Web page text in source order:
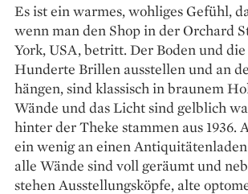
Es ist ein warmes, wohliges Gefühl,
wenn man den Shop in der Orchard
York, USA, betritt. Der Boden und
Hunderte Brillen ausstellen und an
hängen, sind klassisch in braunem
Wände und das Licht sind gelblich
hinter der Theke stammen aus 1936.
ein wenig an einen
alle Wände sind voll geräumt und
stehen Ausstellungsköpfe, alte